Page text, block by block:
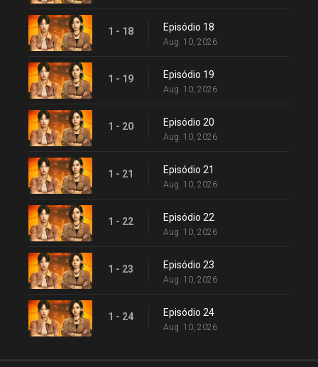
1 - 18 Episódio 18
Aug. 10, 2026
1 - 19 Episódio 19
Aug. 10, 2026
1 - 20 Episódio 20
Aug. 10, 2026
1 - 21 Episódio 21
Aug. 10, 2026
1 - 22 Episódio 22
Aug. 10, 2026
1 - 23 Episódio 23
Aug. 10, 2026
1 - 24 Episódio 24
Aug. 10, 2026